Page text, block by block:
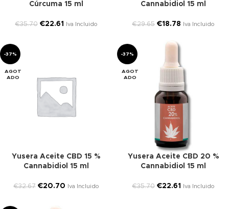
Cúrcuma 15 ml
€35.70 €22.61 Iva Incluido
Cannabidiol 15 ml
€29.65 €18.78 Iva Incluido
-37%
AGOT
ADO
Yusera Aceite CBD 15 %
Cannabidiol 15 ml
€32.67 €20.70 Iva Incluido
-37%
AGOT
ADO
Yusera Aceite CBD 20 %
Cannabidiol 15 ml
€35.70 €22.61 Iva Incluido